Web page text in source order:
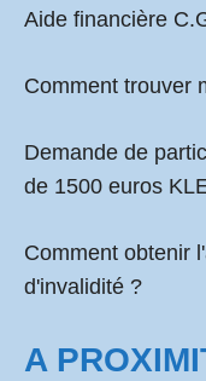
Aide financière
Comment trouver
Demande de
de 1500 euros
Comment obtenir
d'invalidité ?
A